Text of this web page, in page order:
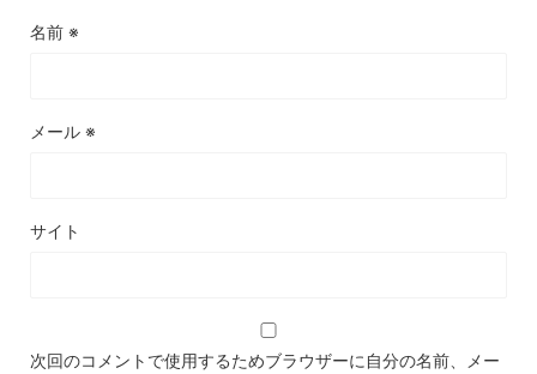
名前 ※
メール ※
サイト
次回のコメントで使用するためブラウザーに自分の名前、メー